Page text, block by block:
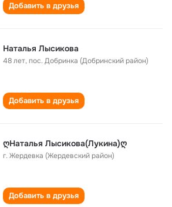
Добавить в друзья
Наталья Лысикова
48 лет,пос. Добринка (Добринский район)
Добавить в друзья
ღНаталья Лысикова(Лукина)ღ
г. Жердевка (Жердевский район)
Добавить в друзья